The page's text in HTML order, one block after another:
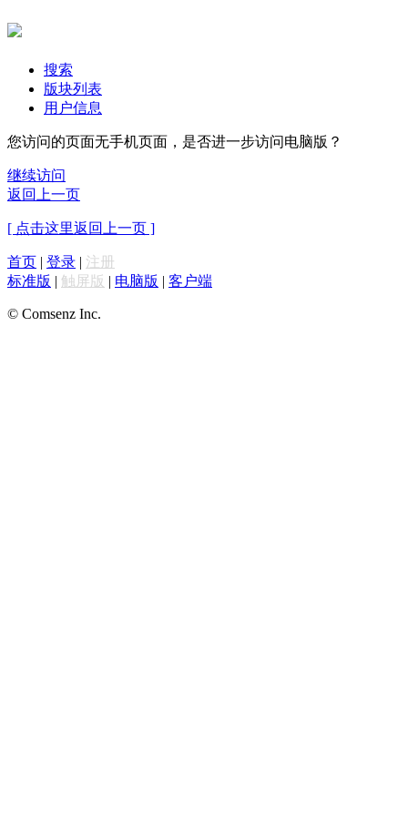
搜索
版块列表
用户信息
您访问的页面无手机页面，是否进一步访问电脑版？
继续访问
返回上一页
[ 点击这里返回上一页 ]
首页 | 登录 | 注册
标准版 | 触屏版 | 电脑版 | 客户端
© Comsenz Inc.